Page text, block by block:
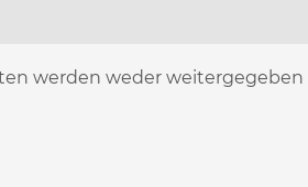
werden weder weitergegeben